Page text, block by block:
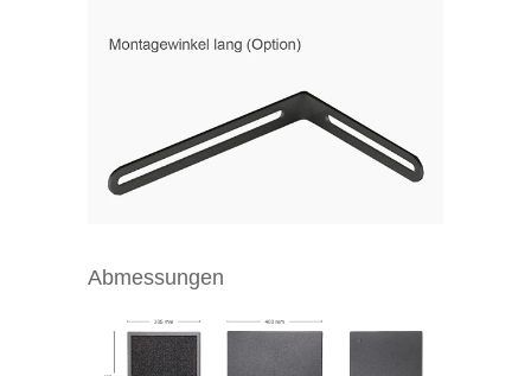
Abmessungen